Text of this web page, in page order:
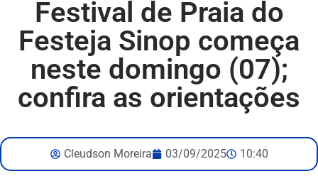
Festival de Praia do
Festeja Sinop começa
neste domingo (07);
confira as orientações
Cleudson Moreira 03/09/2025 10:40